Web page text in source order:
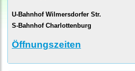
U-Bahnhof Wilmersdorfer Str.
S-Bahnhof Charlottenburg
Öffnungszeiten